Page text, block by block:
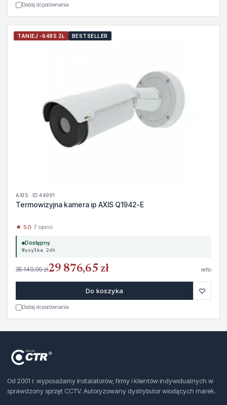
Dodaj do porównania
TANIEJ -6485 ZŁ BESTSELLER
AXIS · ID 44991
Termowizyjna kamera ip AXIS Q1942-E
★ 5.0· 7 opinii
Dostępny
Wysyłka 24h
35 149,00 zł29 876,65 zł netto
Do koszyka ♡
Dodaj do porównania
Od 2001 r. wyposażamy instalatorów, firmy i klientów indywidualnych w
sprawdzony sprzęt CCTV. Autoryzowany dystrybutor wiodących marek.